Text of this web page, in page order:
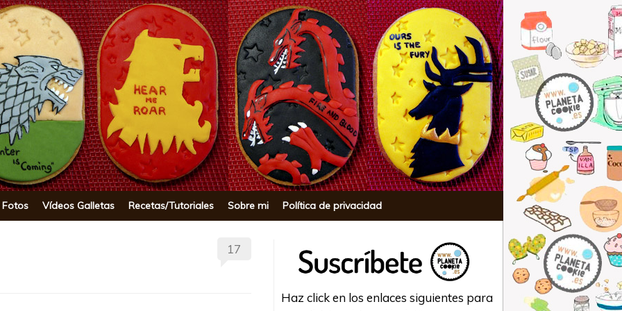
Fotos Vídeos Galletas Recetas/Tutoriales Sobre mi Política de privacidad
17
Haz click en los enlaces siguientes para